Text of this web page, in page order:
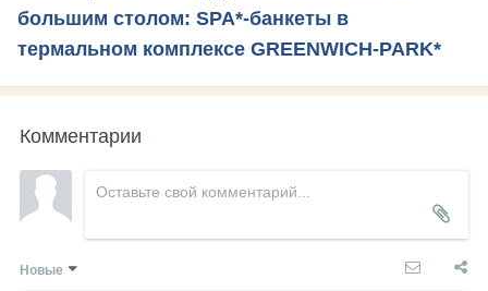
большим столом: SPA*-банкеты в
термальном комплексе GREENWICH-PARK*
Комментарии
Новые